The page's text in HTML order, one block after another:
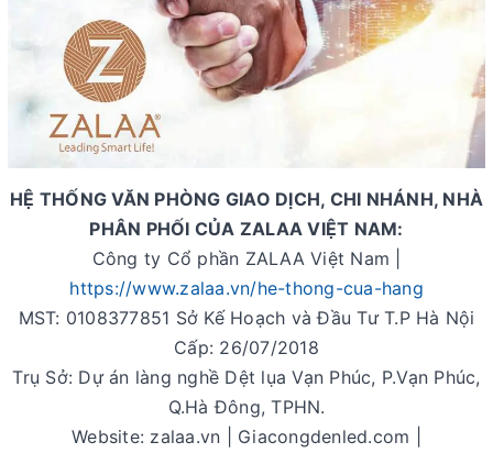
HỆ THỐNG VĂN PHÒNG GIAO DỊCH, CHI NHÁNH, NHÀ
PHÂN PHỐI CỦA ZALAA VIỆT NAM:
Công ty Cổ phần ZALAA Việt Nam |
https://www.zalaa.vn/he-thong-cua-hang
MST: 0108377851 Sở Kế Hoạch và Đầu Tư T.P Hà Nội
Cấp: 26/07/2018
Trụ Sở: Dự án làng nghề Dệt lụa Vạn Phúc, P.Vạn Phúc,
Q.Hà Đông, TPHN.
Website: zalaa.vn | Giacongdenled.com |